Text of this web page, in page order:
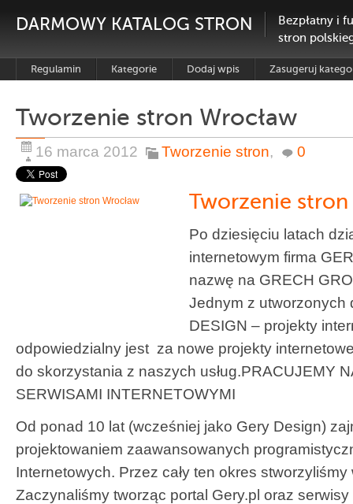
DARMOWY KATALOG STRON
Bezpłatny i
stron
Regulamin Kategorie Dodaj wpis Zasugeruj
Tworzenie stron Wrocław
16 marca 2012 Tworzenie stron, 0
Tworzenie stron
Po dziesięciu latach
internetowym firma
nazwę na GRECH
Jednym z utworzonych
DESIGN – projekty
odpowiedzialny jest za nowe projekty
do skorzystania z naszych usług.PRACUJEMY
SERWISAMI INTERNETOWYMI
Od ponad 10 lat (wcześniej jako Gery Design)
projektowaniem zaawansowanych
Internetowych. Przez cały ten okres
Zaczynaliśmy tworząc portal Gery.pl oraz